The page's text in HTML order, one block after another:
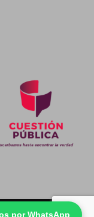
por WhatsApp
los derechos